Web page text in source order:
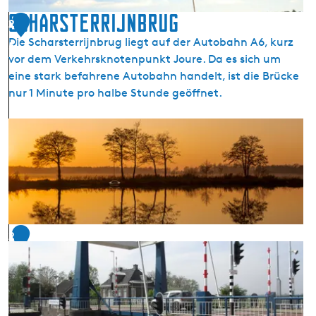
m
e
e
r
(
T
s
k
e
m
r
2
5
Scharsterrijnbrug
Die Scharsterrijnbrug liegt auf der Autobahn A6, kurz
vor dem Verkehrsknotenpunkt Joure. Da es sich um
eine stark befahrene Autobahn handelt, ist die Brücke
nur 1 Minute pro halbe Stunde geöffnet.
h
a
r
t
e
r
i
j
2